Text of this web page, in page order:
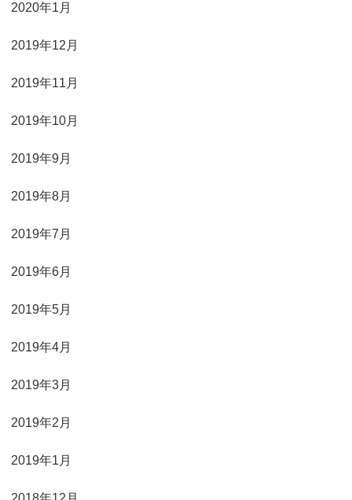
2020年1月
2019年12月
2019年11月
2019年10月
2019年9月
2019年8月
2019年7月
2019年6月
2019年5月
2019年4月
2019年3月
2019年2月
2019年1月